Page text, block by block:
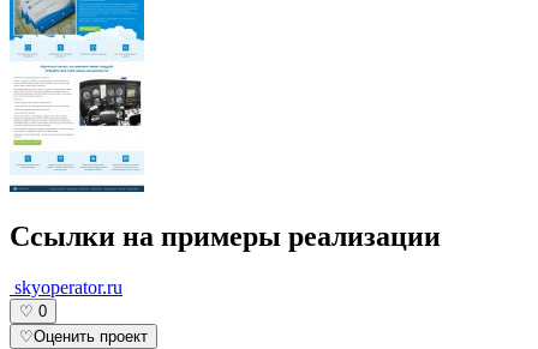
Ссылки на примеры реализации
skyoperator.ru
♡ 0
♡Оценить проект